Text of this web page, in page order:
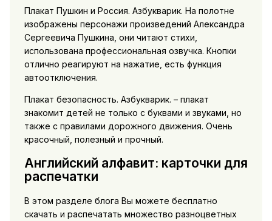
Плакат Пушкин и Россия. Азбукварик. На полотне
изображены персонажи произведений Александра
Сергеевича Пушкина, они читают стихи,
использована профессиональная озвучка. Кнопки
отлично реагируют на нажатие, есть функция
автоотключения.
Плакат безопасность. Азбукварик. – плакат
знакомит детей не только с буквами и звуками, но
также с правилами дорожного движения. Очень
красочный, полезный и прочный.
Английский алфавит: карточки для
распечатки
В этом разделе блога Вы можете бесплатно
скачать и распечатать множество разноцветных